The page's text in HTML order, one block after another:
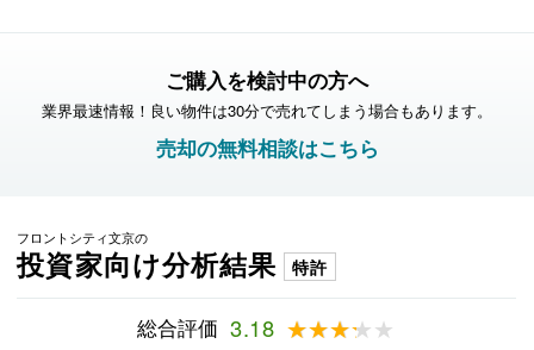
ご購入を検討中の方へ
業界最速情報！良い物件は30分で売れてしまう場合もあります。
売却の無料相談はこちら
フロントシティ文京の
投資家向け分析結果 特許
総合評価 3.18 ★★★★★
★★★★★